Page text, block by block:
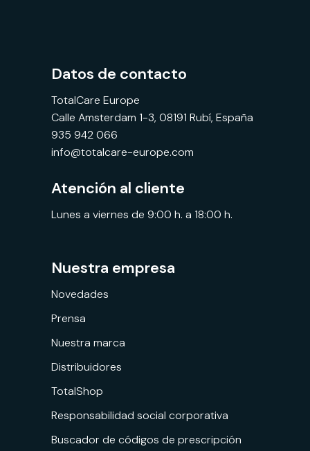
Datos de contacto
TotalCare Europe
Calle Amsterdam 1-3, 08191 Rubí, España
935 942 066
info@totalcare-europe.com
Atención al cliente
Lunes a viernes de 9:00 h. a 18:00 h.
Nuestra empresa
Novedades
Prensa
Nuestra marca
Distribuidores
TotalShop
Responsabilidad social corporativa
Buscador de códigos de prescripción